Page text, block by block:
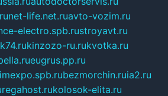
net-life.net.ruavto-vozim.ru
electro.spb.rustroyavt.ru
kinzozo-ru.rukvotka.ru
eugrus.pp.ru
bezmorchin.ruia2.ru
regahost.rukolosok-elita.ru